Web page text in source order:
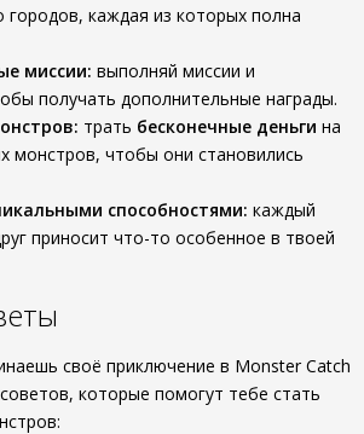
каждая из которых полна
миссии: выполняй миссии и
получать дополнительные награды.
трать бесконечные деньги на
монстров, чтобы они становились
способностями: каждый
приносит что-то особенное в твоей
своё приключение в Monster Catch
которые помогут тебе стать